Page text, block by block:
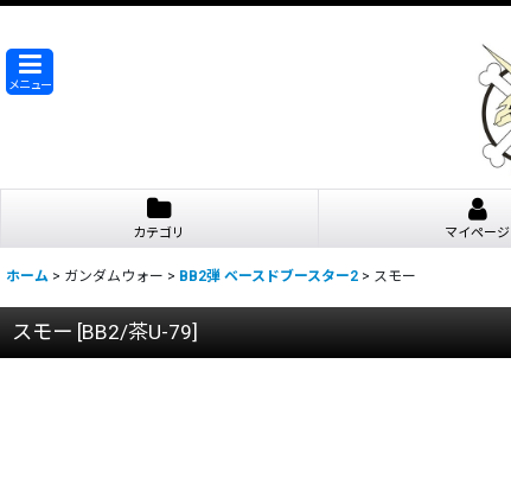
メニュー
カテゴリ マイページ
ホーム > ガンダムウォー > BB2弾 ベースドブースター2 > スモー
スモー [BB2/茶U-79]